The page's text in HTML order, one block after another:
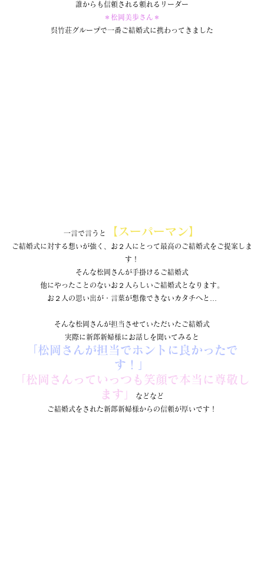
誰からも信頼される頼れるリーダー
＊松岡美歩さん＊
呉竹荘グループで一番ご結婚式に携わってきました
一言で言うと 【スーパーマン】
ご結婚式に対する想いが強く、お２人にとって最高のご結婚式をご提案しま
す！
そんな松岡さんが手掛けるご結婚式
他にやったことのないお２人らしいご結婚式となります。
お２人の思い出が・言葉が想像できないカタチへと…
そんな松岡さんが担当させていただいたご結婚式
実際に新郎新婦様にお話しを聞いてみると
「松岡さんが担当でホントに良かったで
す！」
「松岡さんっていっつも笑顔で本当に尊敬し
ます」
などなど
ご結婚式をされた新郎新婦様からの信頼が厚いです！